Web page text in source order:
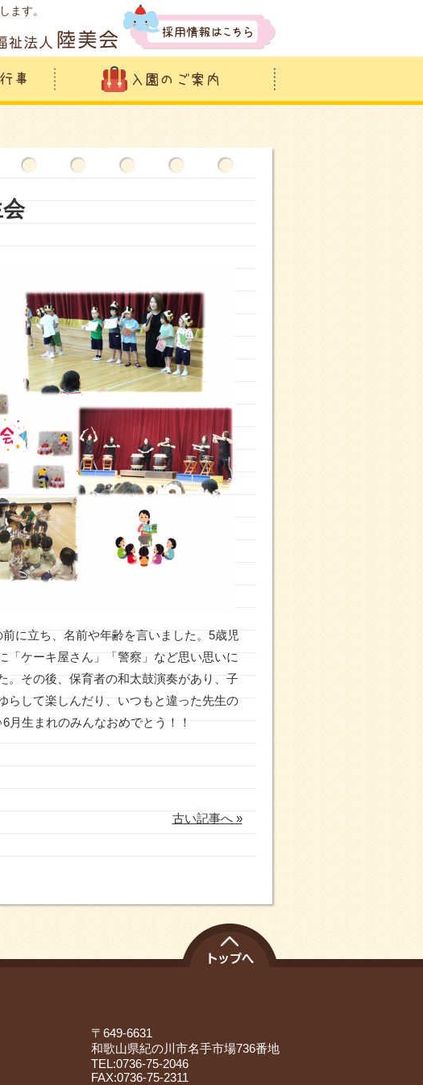
ます。
に立ち、名前や年齢を言いました。5歳児
「ケーキ屋さん」「警察」など思い思いに
。その後、保育者の和太鼓演奏があり、子
らして楽しんだり、いつもと違った先生の
月生まれのみんなおめでとう！！
古い記事へ »
〒649-6631
和歌山県紀の川市名手市場736番地
TEL:0736-75-2046
FAX:0736-75-2311